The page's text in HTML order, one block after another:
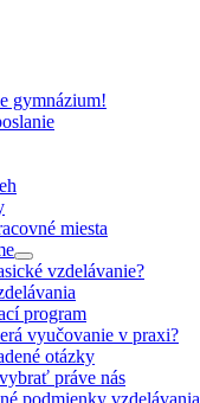
gymnázium!
miesta
vzdelávanie?
program
vyučovanie v praxi?
otázky
práve nás
podmienky vzdelávania